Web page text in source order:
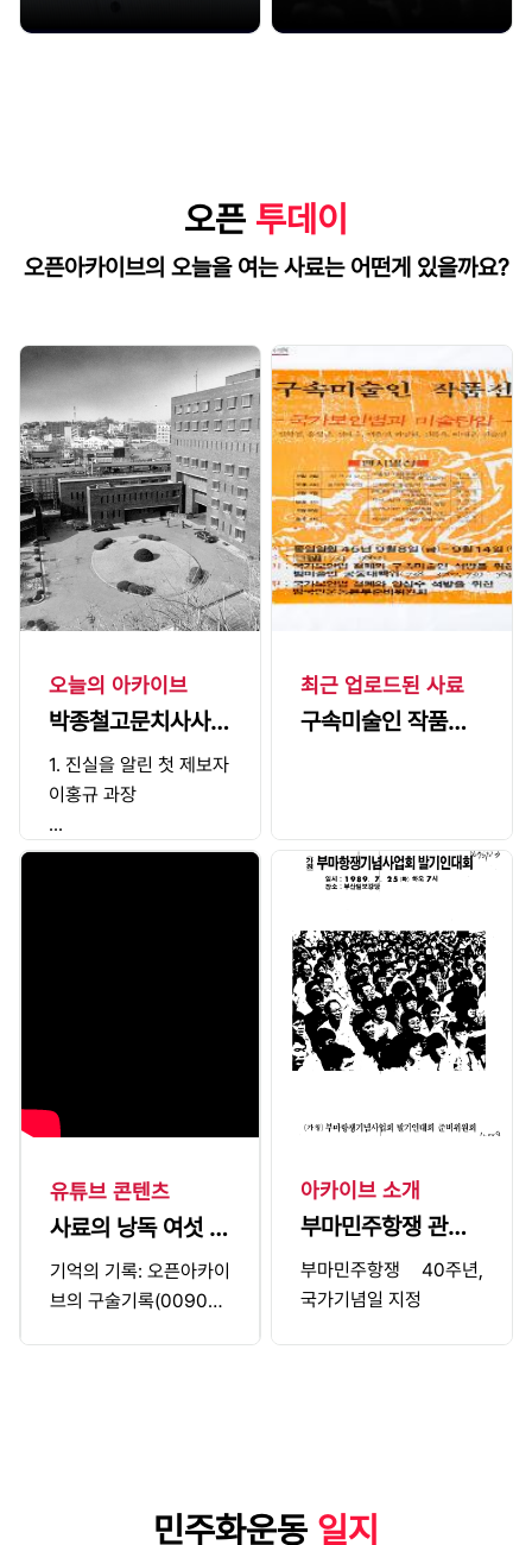
측의 입장차이만 노출한
로 결의한다. 그러나 소
함으로써 남북 동시선거
를 실시하고 단독정부를
수립하기로 결의한다.이
결의에 따라 1948년 5
월 10일 실시된 총선에
서 제헌의회의원을 선출
하여 헌법을 제정하고 7
월 17일 헌법을 공포한
뒤, 8월 15일에 대한민
국 정부수립을 선포함으
만 정부는 철저하게 반공
주의 노선을 취하여 북측
단상태가 유지된다.그러
나 1950년 6월 25일 북
한이 남한을 불시에 공격
함으로써 처절한 동족상
잔의 비극이 발생하고, 3
년여의 전쟁을 거친 뒤
다시 정전협정을 체결하
여 군사적 대립이 계속된
다.이후 이승만 정권은
하면서 폭압통치로 국민
획책한다. 정부 출범 직
후인 48년 12월에 일제
의 치안유지법을 본 뜬
국가보안법을 제정하여
국민과 반대세력에게 혹
독한 탄압을 예고한다.
치사건을 비롯해 조봉암
역선교위원회’의 현장실
습 훈련을 통해 판자촌
빈민운동을 시작했다. 1
지의 기간을 여는 시점인
사건인 것이다. 전두환
정권이 4·13 조치(상세
오픈 투데이
오픈아카이브의 오늘을 여는 사료는 어떤게 있을까요?
오늘의 아카이브
박종철고문치사사건
- 진실이 힘이다
1. 진실을 알린 첫 제보자
이홍규 과장
...
최근 업로드된 사료
구속미술인 작품전
유튜브 콘텐츠
사료의 낭독 여섯 번
째
기억의 기록: 오픈아카이
브의 구술기록(00900
아카이브 소개
부마민주항쟁 관련
사료 소장 현황
부마민주항쟁 40주년,
국가기념일 지정
민주화운동 일지